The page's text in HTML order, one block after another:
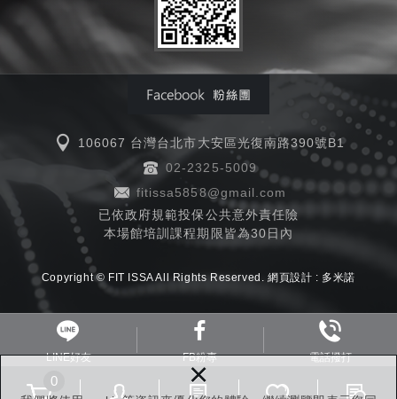
×
106067 台灣台北市大安區光復南路390號B1
02-2325-5009
fitissa5858@gmail.com
已依政府規範投保公共意外責任險
本場館培訓課程期限皆為30日內
Copyright © FIT ISSA All Rights Reserved. 網頁設計 : 多米諾
0
LINE好友 FB粉專 電話撥打